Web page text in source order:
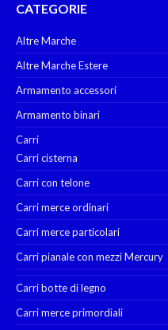
CATEGORIE
Altre Marche
Altre Marche Estere
Armamento accessori
Armamento binari
Carri
Carri cisterna
Carri con telone
Carri merce ordinari
Carri merce particolari
Carri pianale con mezzi Mercury
Carri botte di legno
Carri merce primordiali